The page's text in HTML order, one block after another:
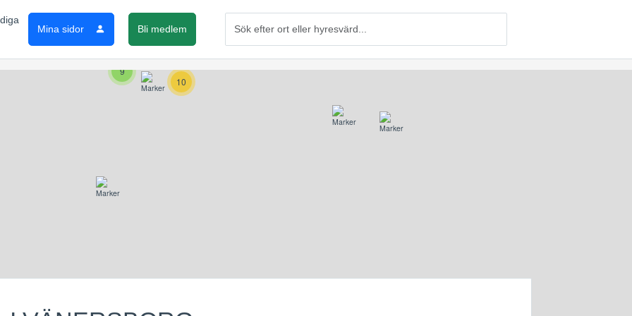
Mina sidor Bli medlem
3
9
10